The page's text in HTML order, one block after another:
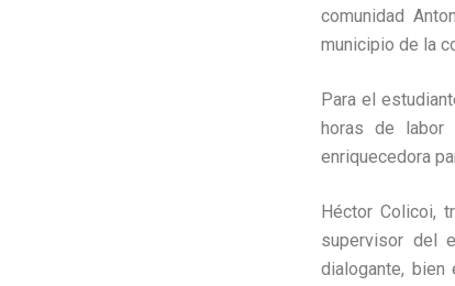
comunidad
municipio de la
Para el
horas de labor
enriquecedora
Héctor Colicoi,
supervisor del
dialogante, bien